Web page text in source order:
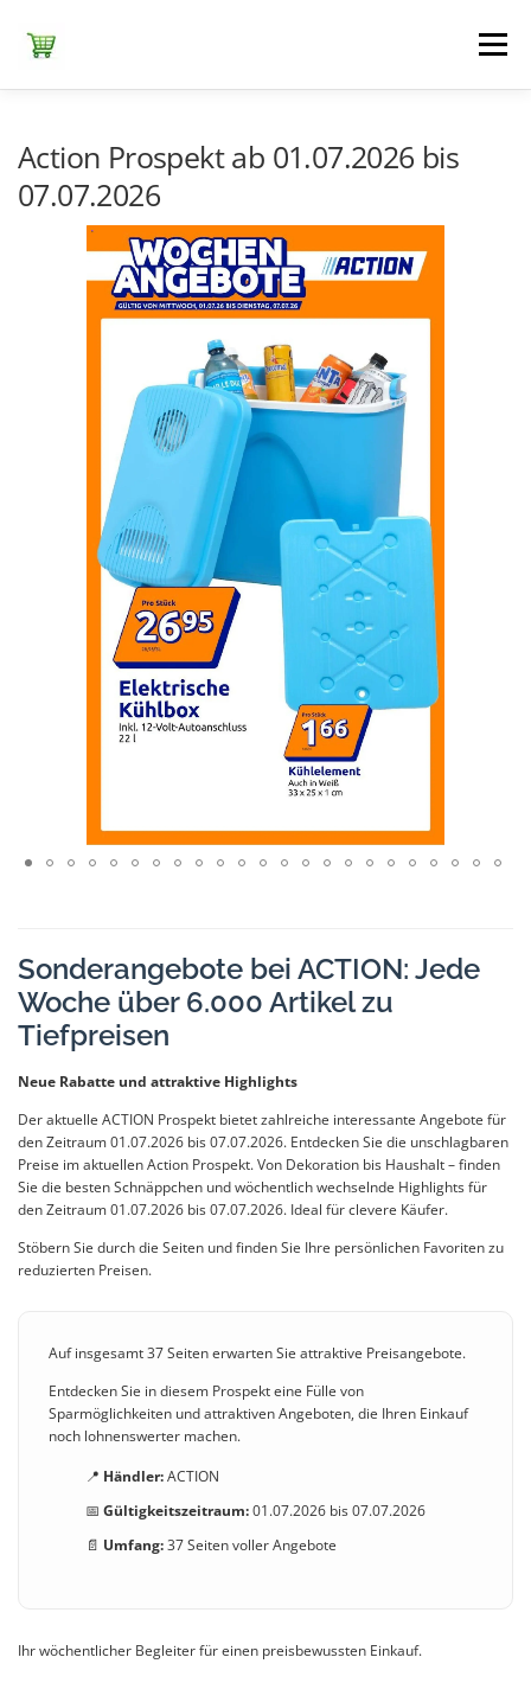
Inhalt
springen
Menü
NETTO DISCOUNT NORMA REWE
Action Prospekt ab 01.07.2026 bis
07.07.2026
Sonderangebote bei ACTION: Jede
Woche über 6.000 Artikel zu
Tiefpreisen
Neue Rabatte und attraktive Highlights
Der aktuelle ACTION Prospekt bietet zahlreiche interessante Angebote für
den Zeitraum 01.07.2026 bis 07.07.2026. Entdecken Sie die unschlagbaren
Preise im aktuellen Action Prospekt. Von Dekoration bis Haushalt – finden
Sie die besten Schnäppchen und wöchentlich wechselnde Highlights für
den Zeitraum 01.07.2026 bis 07.07.2026. Ideal für clevere Käufer.
Stöbern Sie durch die Seiten und finden Sie Ihre persönlichen Favoriten zu
reduzierten Preisen.
Auf insgesamt 37 Seiten erwarten Sie attraktive Preisangebote.
Entdecken Sie in diesem Prospekt eine Fülle von
Sparmöglichkeiten und attraktiven Angeboten, die Ihren Einkauf
noch lohnenswerter machen.
📍 Händler:ACTION
📅 Gültigkeitszeitraum:01.07.2026 bis 07.07.2026
📄 Umfang:37 Seiten voller Angebote
Ihr wöchentlicher Begleiter für einen preisbewussten Einkauf.